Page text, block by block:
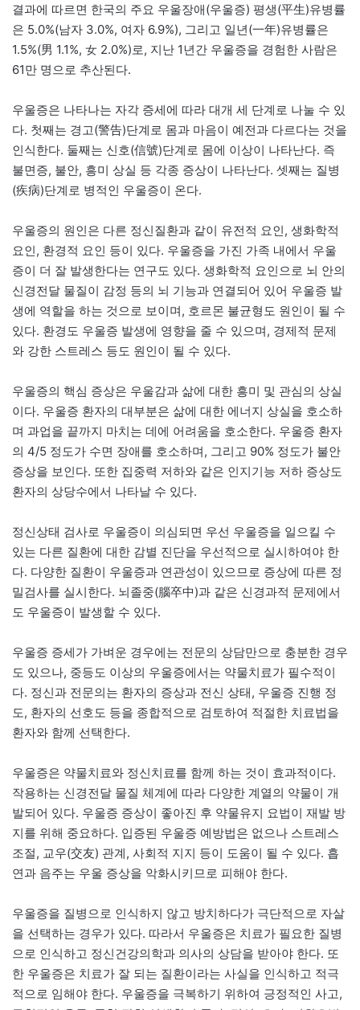
결과에 따르면 한국의 주요 우울장애(우울증) 평생(平生)유병률
은 5.0%(남자 3.0%, 여자 6.9%), 그리고 일년(一年)유병률은
1.5%(男 1.1%, 女 2.0%)로, 지난 1년간 우울증을 경험한 사람은
61만 명으로 추산된다.
우울증은 나타나는 자각 증세에 따라 대개 세 단계로 나눌 수 있
다. 첫째는 경고(警告)단계로 몸과 마음이 예전과 다르다는 것을
인식한다. 둘째는 신호(信號)단계로 몸에 이상이 나타난다. 즉
불면증, 불안, 흥미 상실 등 각종 증상이 나타난다. 셋째는 질병
(疾病)단계로 병적인 우울증이 온다.
우울증의 원인은 다른 정신질환과 같이 유전적 요인, 생화학적
요인, 환경적 요인 등이 있다. 우울증을 가진 가족 내에서 우울
증이 더 잘 발생한다는 연구도 있다. 생화학적 요인으로 뇌 안의
신경전달 물질이 감정 등의 뇌 기능과 연결되어 있어 우울증 발
생에 역할을 하는 것으로 보이며, 호르몬 불균형도 원인이 될 수
있다. 환경도 우울증 발생에 영향을 줄 수 있으며, 경제적 문제
와 강한 스트레스 등도 원인이 될 수 있다.
우울증의 핵심 증상은 우울감과 삶에 대한 흥미 및 관심의 상실
이다. 우울증 환자의 대부분은 삶에 대한 에너지 상실을 호소하
며 과업을 끝까지 마치는 데에 어려움을 호소한다. 우울증 환자
의 4/5 정도가 수면 장애를 호소하며, 그리고 90% 정도가 불안
증상을 보인다. 또한 집중력 저하와 같은 인지기능 저하 증상도
환자의 상당수에서 나타날 수 있다.
정신상태 검사로 우울증이 의심되면 우선 우울증을 일으킬 수
있는 다른 질환에 대한 감별 진단을 우선적으로 실시하여야 한
다. 다양한 질환이 우울증과 연관성이 있으므로 증상에 따른 정
밀검사를 실시한다. 뇌졸중(腦卒中)과 같은 신경과적 문제에서
도 우울증이 발생할 수 있다.
우울증 증세가 가벼운 경우에는 전문의 상담만으로 충분한 경우
도 있으나, 중등도 이상의 우울증에서는 약물치료가 필수적이
다. 정신과 전문의는 환자의 증상과 전신 상태, 우울증 진행 정
도, 환자의 선호도 등을 종합적으로 검토하여 적절한 치료법을
환자와 함께 선택한다.
우울증은 약물치료와 정신치료를 함께 하는 것이 효과적이다.
작용하는 신경전달 물질 체계에 따라 다양한 계열의 약물이 개
발되어 있다. 우울증 증상이 좋아진 후 약물유지 요법이 재발 방
지를 위해 중요하다. 입증된 우울증 예방법은 없으나 스트레스
조절, 교우(交友) 관계, 사회적 지지 등이 도움이 될 수 있다. 흡
연과 음주는 우울 증상을 악화시키므로 피해야 한다.
우울증을 질병으로 인식하지 않고 방치하다가 극단적으로 자살
을 선택하는 경우가 있다. 따라서 우울증은 치료가 필요한 질병
으로 인식하고 정신건강의학과 의사의 상담을 받아야 한다. 또
한 우울증은 치료가 잘 되는 질환이라는 사실을 인식하고 적극
적으로 임해야 한다. 우울증을 극복하기 위하여 긍정적인 사고,